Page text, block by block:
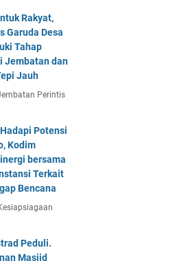
Rakyat,
Garuda Desa
Tahap
Jembatan dan
Jauh
Perintis
Potensi
Kodim
bersama
Terkait
Bencana
Peduli.
Masjid